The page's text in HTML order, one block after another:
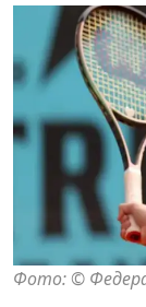
Фото: ©